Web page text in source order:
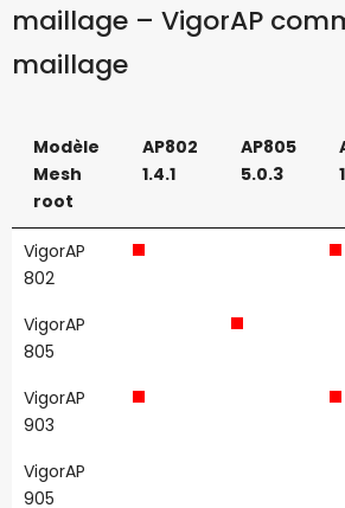
maillage – VigorAP
maillage
Modèle
Mesh
root
AP802
1.4.1
AP805
5.0.3
VigorAP
802
VigorAP
805
VigorAP
903
VigorAP
905